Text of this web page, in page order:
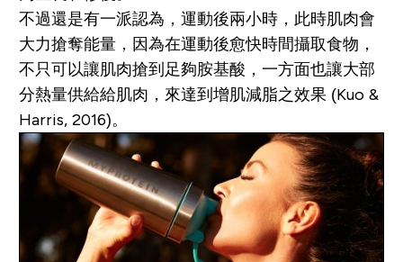
不過還是有一派認為，運動後兩小時，此時肌肉會
大力搶奪能量，因為在運動後愈快時間攝取食物，
不只可以讓肌肉搶到足夠胺基酸，一方面也讓大部
分熱量供給給肌肉，來達到增肌減脂之效果 (Kuo &
Harris, 2016)。